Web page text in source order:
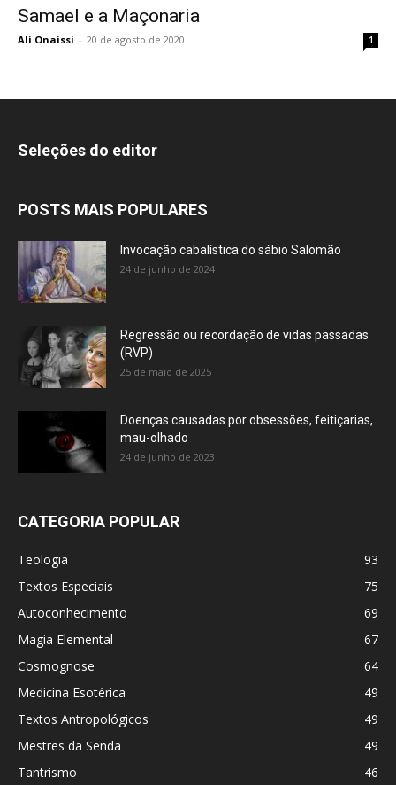
Samael e a Maçonaria
Ali Onaissi - 20 de agosto de 2020 1
Seleções do editor
POSTS MAIS POPULARES
Invocação cabalística do sábio Salomão
24 de junho de 2024
Regressão ou recordação de vidas passadas
(RVP)
25 de maio de 2025
Doenças causadas por obsessões, feitiçarias,
mau-olhado
24 de junho de 2023
CATEGORIA POPULAR
Teologia
93
Textos Especiais
75
Autoconhecimento
69
Magia Elemental
67
Cosmognose
64
Medicina Esotérica
49
Textos Antropológicos
49
Mestres da Senda
49
Tantrismo
46